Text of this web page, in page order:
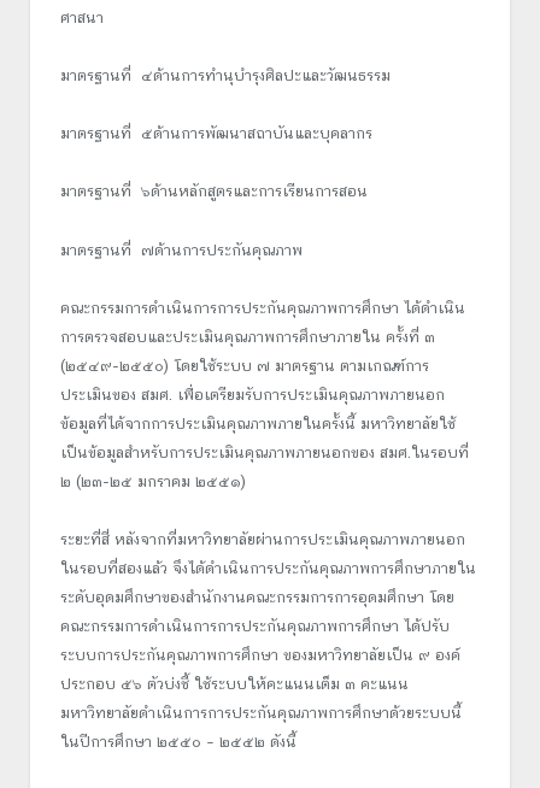
ศาสนา
มาตรฐานที่ ๔ด้านการทำนุบำรุงศิลปะและวัฒนธรรม
มาตรฐานที่ ๕ด้านการพัฒนาสถาบันและบุคลากร
มาตรฐานที่ ๖ด้านหลักสูตรและการเรียนการสอน
มาตรฐานที่ ๗ด้านการประกันคุณภาพ
คณะกรรมการดำเนินการการประกันคุณภาพการศึกษา ได้ดำเนิน
การตรวจสอบและประเมินคุณภาพการศึกษาภายใน ครั้งที่ ๓
(๒๕๔๙-๒๕๕๐) โดยใช้ระบบ ๗ มาตรฐาน ตามเกณฑ์การ
ประเมินของ สมศ. เพื่อเตรียมรับการประเมินคุณภาพภายนอก
ข้อมูลที่ได้จากการประเมินคุณภาพภายในครั้งนี้ มหาวิทยาลัยใช้
เป็นข้อมูลสำหรับการประเมินคุณภาพภายนอกของ สมศ.ในรอบที่
๒ (๒๓-๒๕ มกราคม ๒๕๕๑)
ระยะที่สี่ หลังจากที่มหาวิทยาลัยผ่านการประเมินคุณภาพภายนอก
ในรอบที่สองแล้ว จึงได้ดำเนินการประกันคุณภาพการศึกษาภายใน
ระดับอุดมศึกษาของสำนักงานคณะกรรมการการอุดมศึกษา โดย
คณะกรรมการดำเนินการการประกันคุณภาพการศึกษา ได้ปรับ
ระบบการประกันคุณภาพการศึกษา ของมหาวิทยาลัยเป็น ๙ องค์
ประกอบ ๕๖ ตัวบ่งชี้ ใช้ระบบให้คะแนนเต็ม ๓ คะแนน
มหาวิทยาลัยดำเนินการการประกันคุณภาพการศึกษาด้วยระบบนี้
ในปีการศึกษา ๒๕๕๐ – ๒๕๕๒ ดังนี้